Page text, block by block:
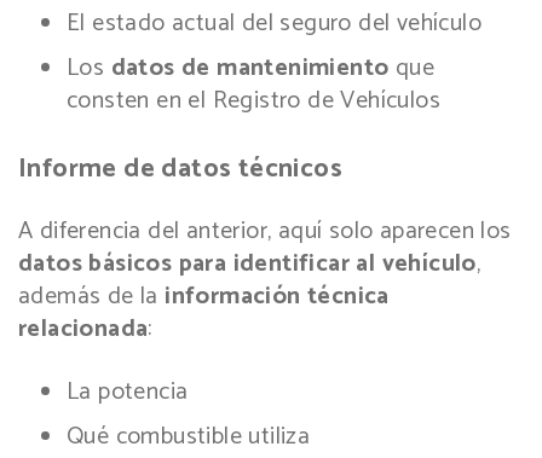
El estado actual del seguro del vehículo
Los datos de mantenimiento que
consten en el Registro de Vehículos
Informe de datos técnicos
A diferencia del anterior, aquí solo aparecen los
datos básicos para identificar al vehículo,
además de la información técnica
relacionada:
La potencia
Qué combustible utiliza